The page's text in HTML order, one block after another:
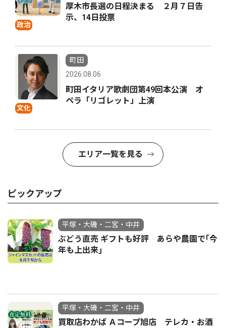
政治
厚木市長選の日程決まる ２月７日告
示、14日投票
文化
町田
2026.08.06
町田イタリア歌劇団第49回本公演 オ
ペラ「リゴレット」上演
エリア一覧を見る
ピックアップ
平塚・大磯・二宮・中井
ぶどう直売 ギフトも好評 あらや農園で｢今
年も上出来｣
平塚・大磯・二宮・中井
買取店わかば Ａコープ旭店 テレカ・お酒